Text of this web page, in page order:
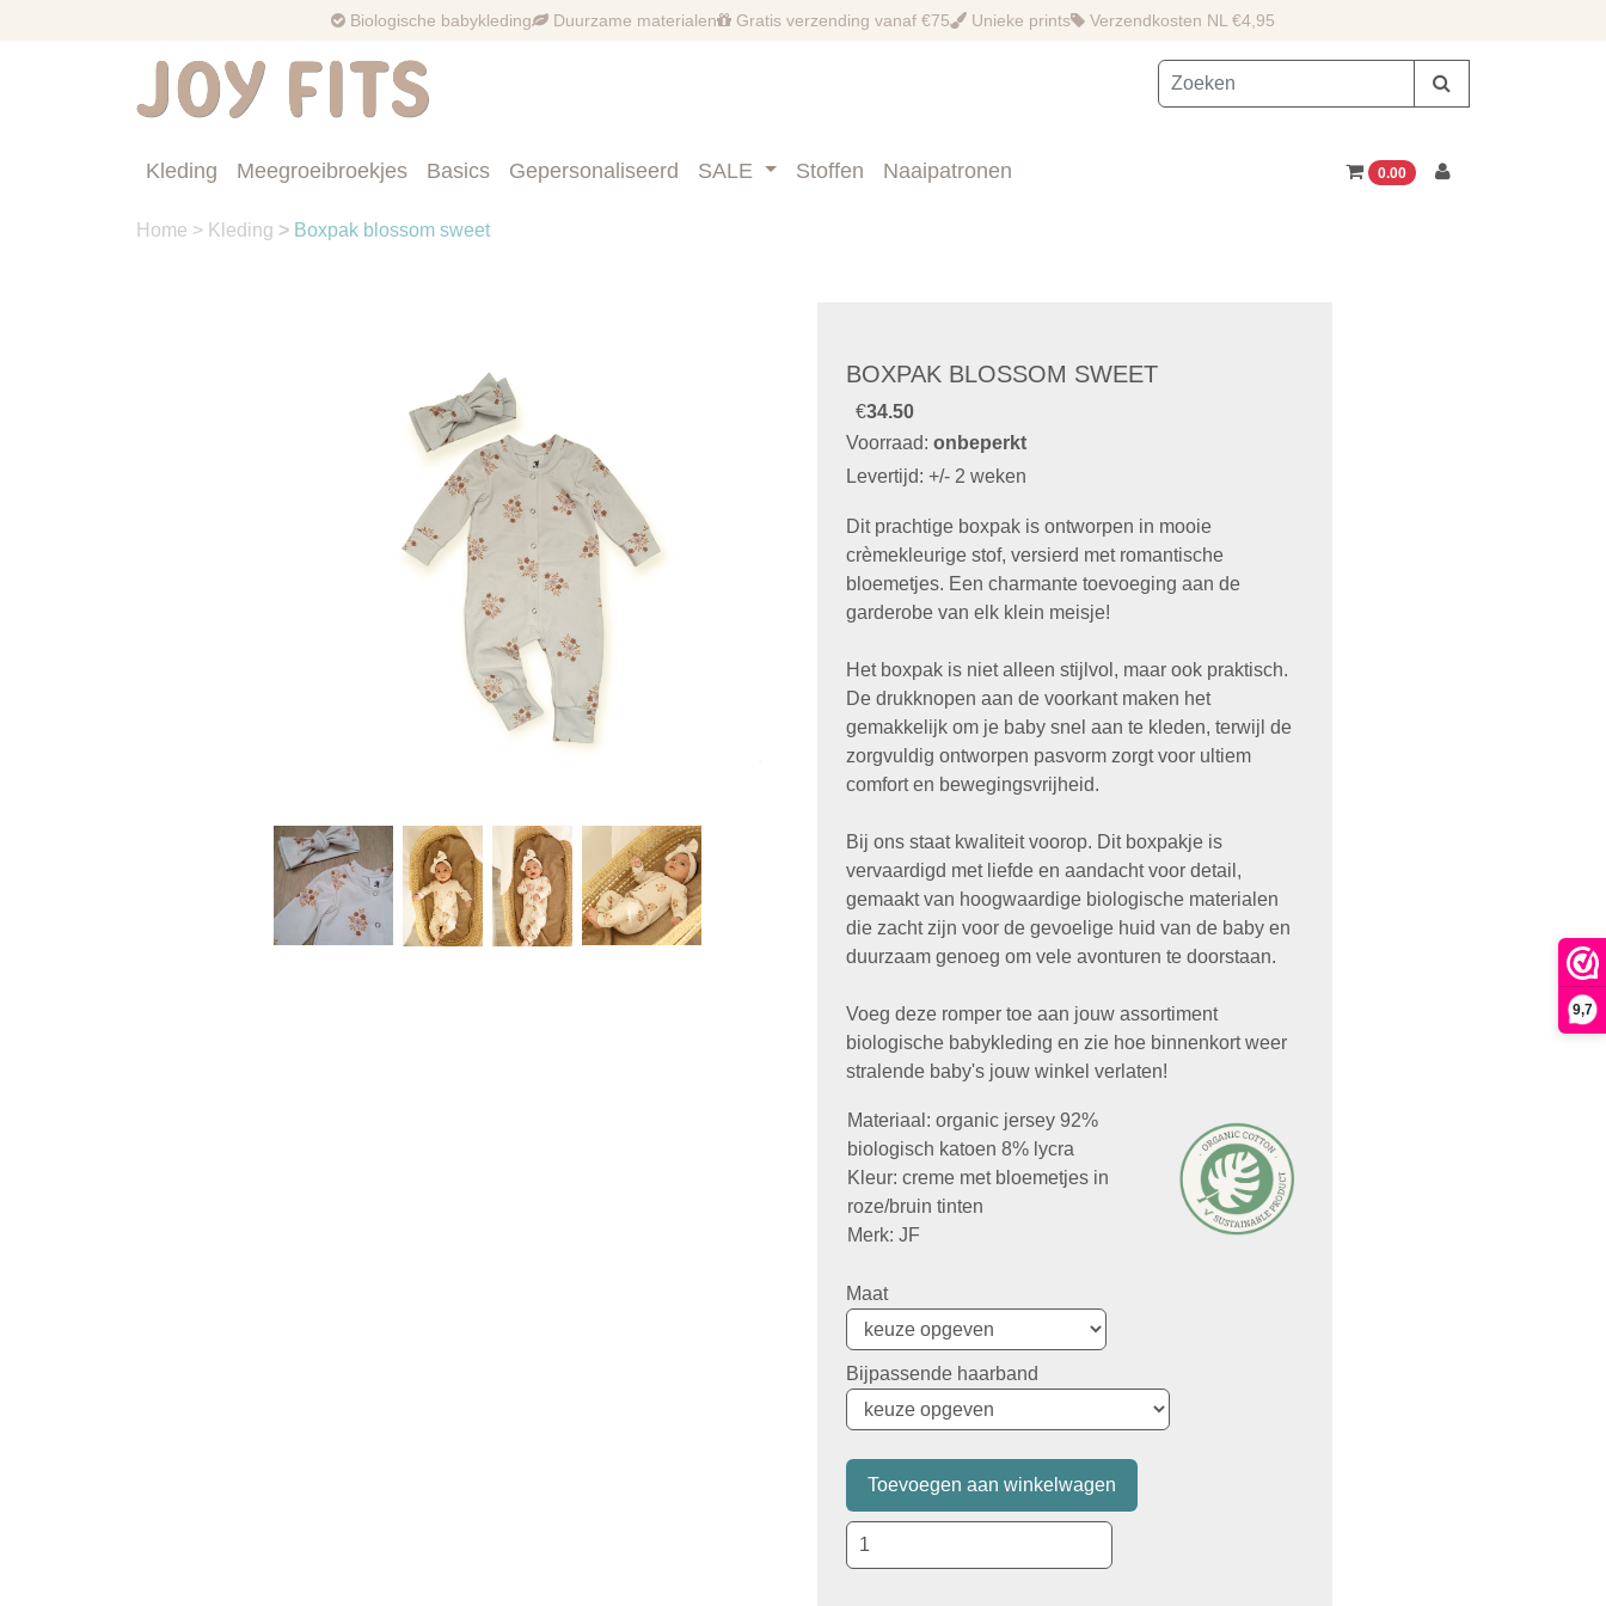
9,7
Biologische babykleding Duurzame materialen Gratis verzending vanaf €75 Unieke prints Verzendkosten NL €4,95
Kleding Meegroeibroekjes Basics Gepersonaliseerd SALE Stoffen Naaipatronen 0.00
Home > Kleding > Boxpak blossom sweet
BOXPAK BLOSSOM SWEET
€34.50
Voorraad: onbeperkt
Levertijd: +/- 2 weken
Dit prachtige boxpak is ontworpen in mooie
crèmekleurige stof, versierd met romantische
bloemetjes. Een charmante toevoeging aan de
garderobe van elk klein meisje!
Het boxpak is niet alleen stijlvol, maar ook praktisch.
De drukknopen aan de voorkant maken het
gemakkelijk om je baby snel aan te kleden, terwijl de
zorgvuldig ontworpen pasvorm zorgt voor ultiem
comfort en bewegingsvrijheid.
Bij ons staat kwaliteit voorop. Dit boxpakje is
vervaardigd met liefde en aandacht voor detail,
gemaakt van hoogwaardige biologische materialen
die zacht zijn voor de gevoelige huid van de baby en
duurzaam genoeg om vele avonturen te doorstaan.
Voeg deze romper toe aan jouw assortiment
biologische babykleding en zie hoe binnenkort weer
stralende baby's jouw winkel verlaten!
Materiaal: organic jersey 92%
biologisch katoen 8% lycra
Kleur: creme met bloemetjes in
roze/bruin tinten
Merk: JF
Maat
Bijpassende haarband